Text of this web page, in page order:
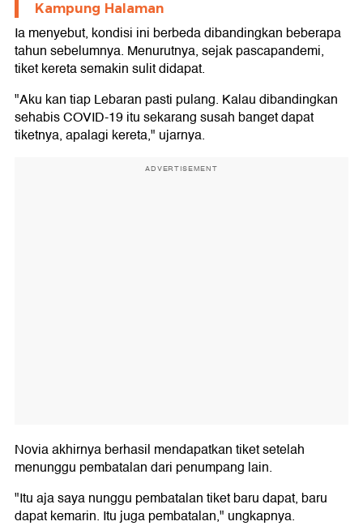
Kampung Halaman
Ia menyebut, kondisi ini berbeda dibandingkan beberapa
tahun sebelumnya. Menurutnya, sejak pascapandemi,
tiket kereta semakin sulit didapat.
"Aku kan tiap Lebaran pasti pulang. Kalau dibandingkan
sehabis COVID-19 itu sekarang susah banget dapat
tiketnya, apalagi kereta," ujarnya.
ADVERTISEMENT
Novia akhirnya berhasil mendapatkan tiket setelah
menunggu pembatalan dari penumpang lain.
"Itu aja saya nunggu pembatalan tiket baru dapat, baru
dapat kemarin. Itu juga pembatalan," ungkapnya.